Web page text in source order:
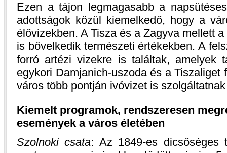
Ezen a tájon legmagasabb a
adottságok közül kiemelkedő, hogy a
élővizekben. A Tisza és a Zagyva mellett
is bővelkedik természeti értékekben. A
forró artézi vizekre is találtak, amelyek
egykori Damjanich-uszoda és a Tiszaliget
város több pontján ivóvizet is
Kiemelt programok, rendszeresen
események a város életében
Szolnoki csata: Az 1849-es dicsőséges